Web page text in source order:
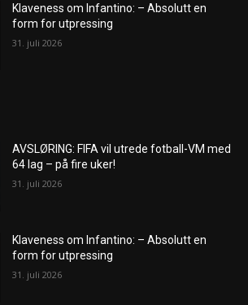
Klaveness om Infantino: – Absolutt en
form for utpressing
31. juli 2026
AVSLØRING: FIFA vil utrede fotball-VM med
64 lag – på fire uker!
31. juli 2026
Klaveness om Infantino: – Absolutt en
form for utpressing
31. juli 2026